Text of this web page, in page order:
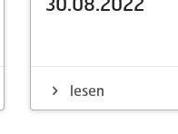
lesen